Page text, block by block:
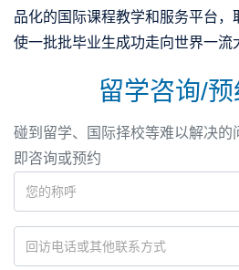
品化的国际课程教学和服务平台，
使一批批毕业生成功走向世界一流
留学咨询/
碰到留学、国际择校等难以解决的
即咨询或预约